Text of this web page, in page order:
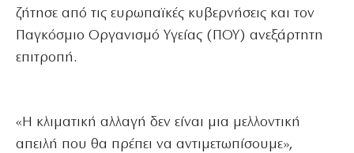
ζήτησε από τις ευρωπαϊκές κυβερνήσεις και τον
Παγκόσμιο Οργανισμό Υγείας (ΠΟΥ) ανεξάρτητη
επιτροπή.
«Η κλιματική αλλαγή δεν είναι μια μελλοντική
απειλή που θα πρέπει να αντιμετωπίσουμε»,